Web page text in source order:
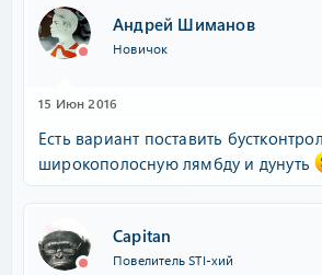
Андрей Шиманов
Новичок
15 Июн 2016
Есть вариант поставить
широкополосную лямбду и дунуть
Capitan
Повелитель STI-хий